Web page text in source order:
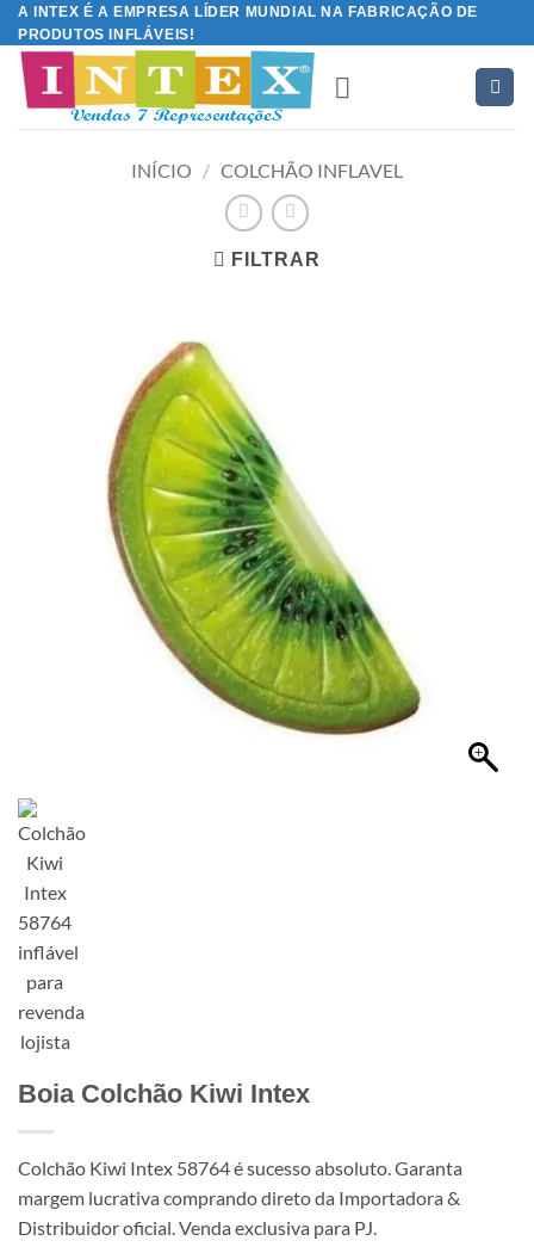
Skip
to
content
A INTEX É A EMPRESA LÍDER MUNDIAL NA FABRICAÇÃO DE
PRODUTOS INFLÁVEIS!
INÍCIO / COLCHÃO INFLAVEL
FILTRAR
Boia Colchão Kiwi Intex
Colchão Kiwi Intex 58764 é sucesso absoluto. Garanta
margem lucrativa comprando direto da Importadora &
Distribuidor oficial. Venda exclusiva para PJ.